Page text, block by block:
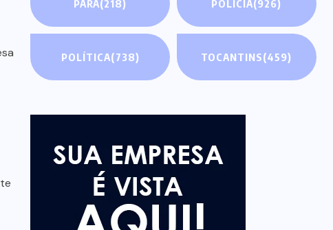
PARÁ(218) POLÍCIA(926)
POLÍTICA(738) TOCANTINS(459)